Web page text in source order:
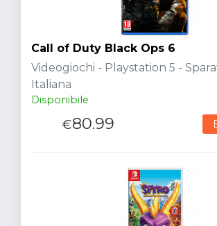
Call of Duty Black Ops 6
Videogiochi - Playstation 5 -
Italiana
Disponibile
€80.99